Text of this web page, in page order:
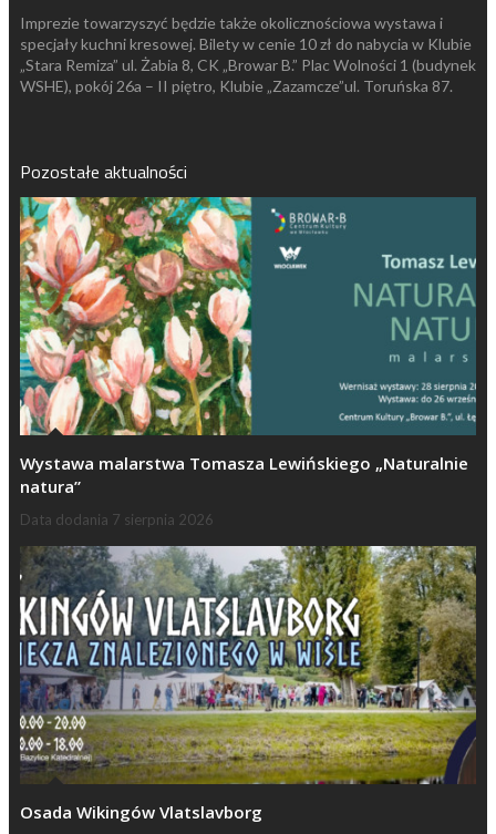
Imprezie towarzyszyć będzie także okolicznościowa wystawa i
specjały kuchni kresowej. Bilety w cenie 10 zł do nabycia w Klubie
„Stara Remiza” ul. Żabia 8, CK „Browar B.” Plac Wolności 1 (budynek
WSHE), pokój 26a – II piętro, Klubie „Zazamcze”ul. Toruńska 87.
Pozostałe aktualności
Wystawa malarstwa Tomasza Lewińskiego „Naturalnie
natura”
Data dodania 7 sierpnia 2026
Osada Wikingów Vlatslavborg